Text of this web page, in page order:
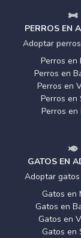
PERROS EN
Adoptar
Perros en
Perros en
Perros en
Perros en
Perros en
GATOS EN
Adoptar gatos
Gatos en
Gatos en
Gatos en
Gatos en